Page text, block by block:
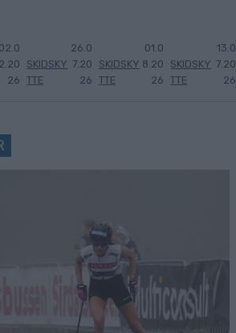
02.0
2.20
26
SKIDSKY
TTE
26.0
7.20
26
SKIDSKY
TTE
01.0
8.20
26
SKIDSKY
TTE
13.0
7.20
26